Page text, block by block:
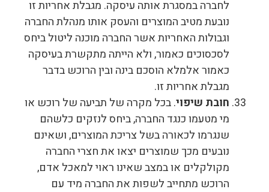
לחברה במסגרת אותה עיסקה. מגבלת אחריות זו
נובעת מטיב המוצרים והעסק אותו מנהלת החברה
וגבולות האחריות אשר החברה מוכנה ליטול ביחס
לסכסוכים כאמור, ולא הייתה מתקשרת בעיסקה
כאמור אלמלא הוסכם בינה ובין הרוכש בדבר
מגבלת אחריות זו.
חובת שיפוי. בכל מקרה של תביעה של רוכש או
מי מטעמו כנגד החברה, ביחס לנזקים כלשהם
שנגרמו לכאורה בשל צריכת המוצרים, ושאינם
נובעים מכך שמוצרים יצאו את חצרי החברה
מקולקלים או במצב שאינו ראוי למאכל אדם,
הרוכש מתחייב לשפות את החברה מיד עם